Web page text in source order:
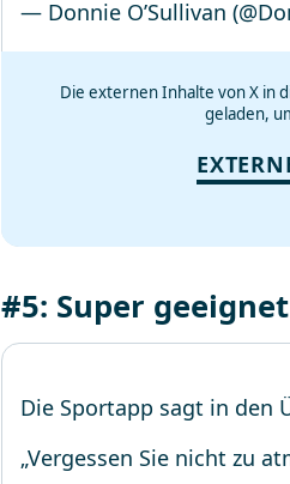
— Donnie O’Sullivan
Die externen Inhalte von X in
geladen,
#5: Super
Die Sportapp sagt in den
„Vergessen Sie nicht zu